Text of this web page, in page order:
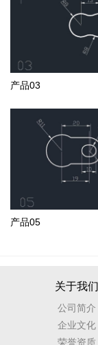
产品03
产品05
关于我们
公司简介
企业文化
荣誉资质